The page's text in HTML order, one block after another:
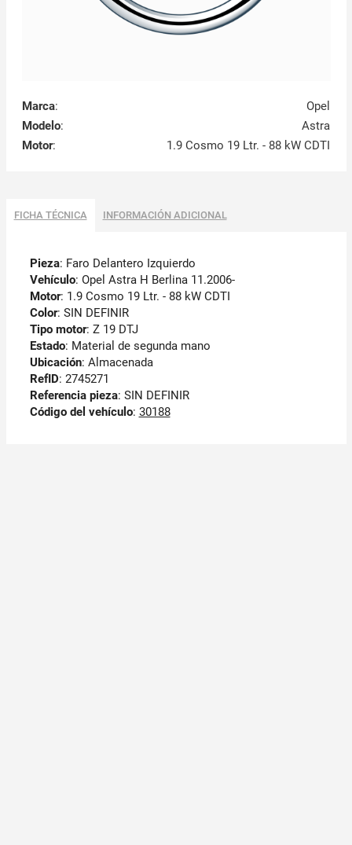
Marca:
Opel
Modelo:
Astra
Motor: 1.9 Cosmo 19 Ltr. - 88 kW CDTI
FICHA TÉCNICA INFORMACIÓN ADICIONAL
Pieza: Faro Delantero Izquierdo
Vehículo: Opel Astra H Berlina 11.2006-
Motor: 1.9 Cosmo 19 Ltr. - 88 kW CDTI
Color: SIN DEFINIR
Tipo motor: Z 19 DTJ
Estado: Material de segunda mano
Ubicación: Almacenada
RefID: 2745271
Referencia pieza: SIN DEFINIR
Código del vehículo: 30188